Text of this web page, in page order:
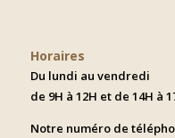
Horaires
Du lundi au vendredi
de 9H à 12H et de 14H à
Notre numéro de